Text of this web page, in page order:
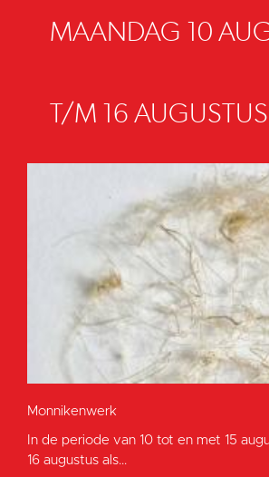
MAANDAG 10
T/M 16
Monnikenwerk
In de periode van 10 tot en met 15
16 augustus als...